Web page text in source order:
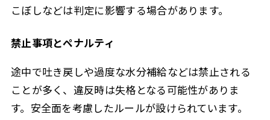
こぼしなどは判定に影響する場合があります。
禁止事項とペナルティ
途中で吐き戻しや過度な水分補給などは禁止される
ことが多く、違反時は失格となる可能性がありま
す。安全面を考慮したルールが設けられています。